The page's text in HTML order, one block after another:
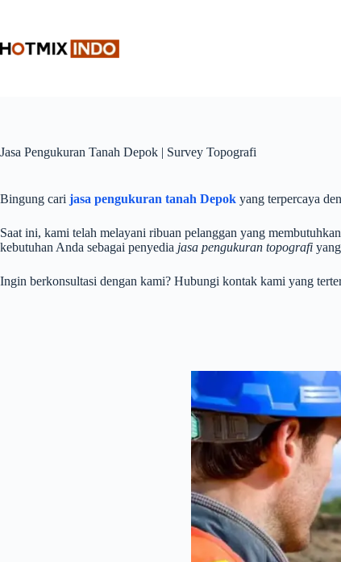
Jasa Pengukuran Tanah Depok | Survey Topografi
Bingung cari jasa pengukuran tanah Depok yang terpercaya
Saat ini, kami telah melayani ribuan pelanggan yang
kebutuhan Anda sebagai penyedia jasa pengukuran topografi
Ingin berkonsultasi dengan kami? Hubungi kontak kami yang